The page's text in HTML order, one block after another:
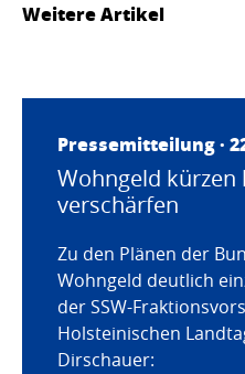
Weitere Artikel
Pressemitteilung ·
Wohngeld
verschärfen
Zu den Plänen der
Wohngeld deutlich
der SSW-
Holsteinischen
Dirschauer: